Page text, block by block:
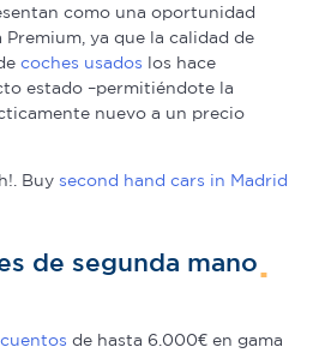
como una oportunidad
ya que la calidad de
coches usados los hace
estado –permitiéndote la
nuevo a un precio
Buy second hand cars in Madrid
de segunda mano
de hasta 6.000€ en gama